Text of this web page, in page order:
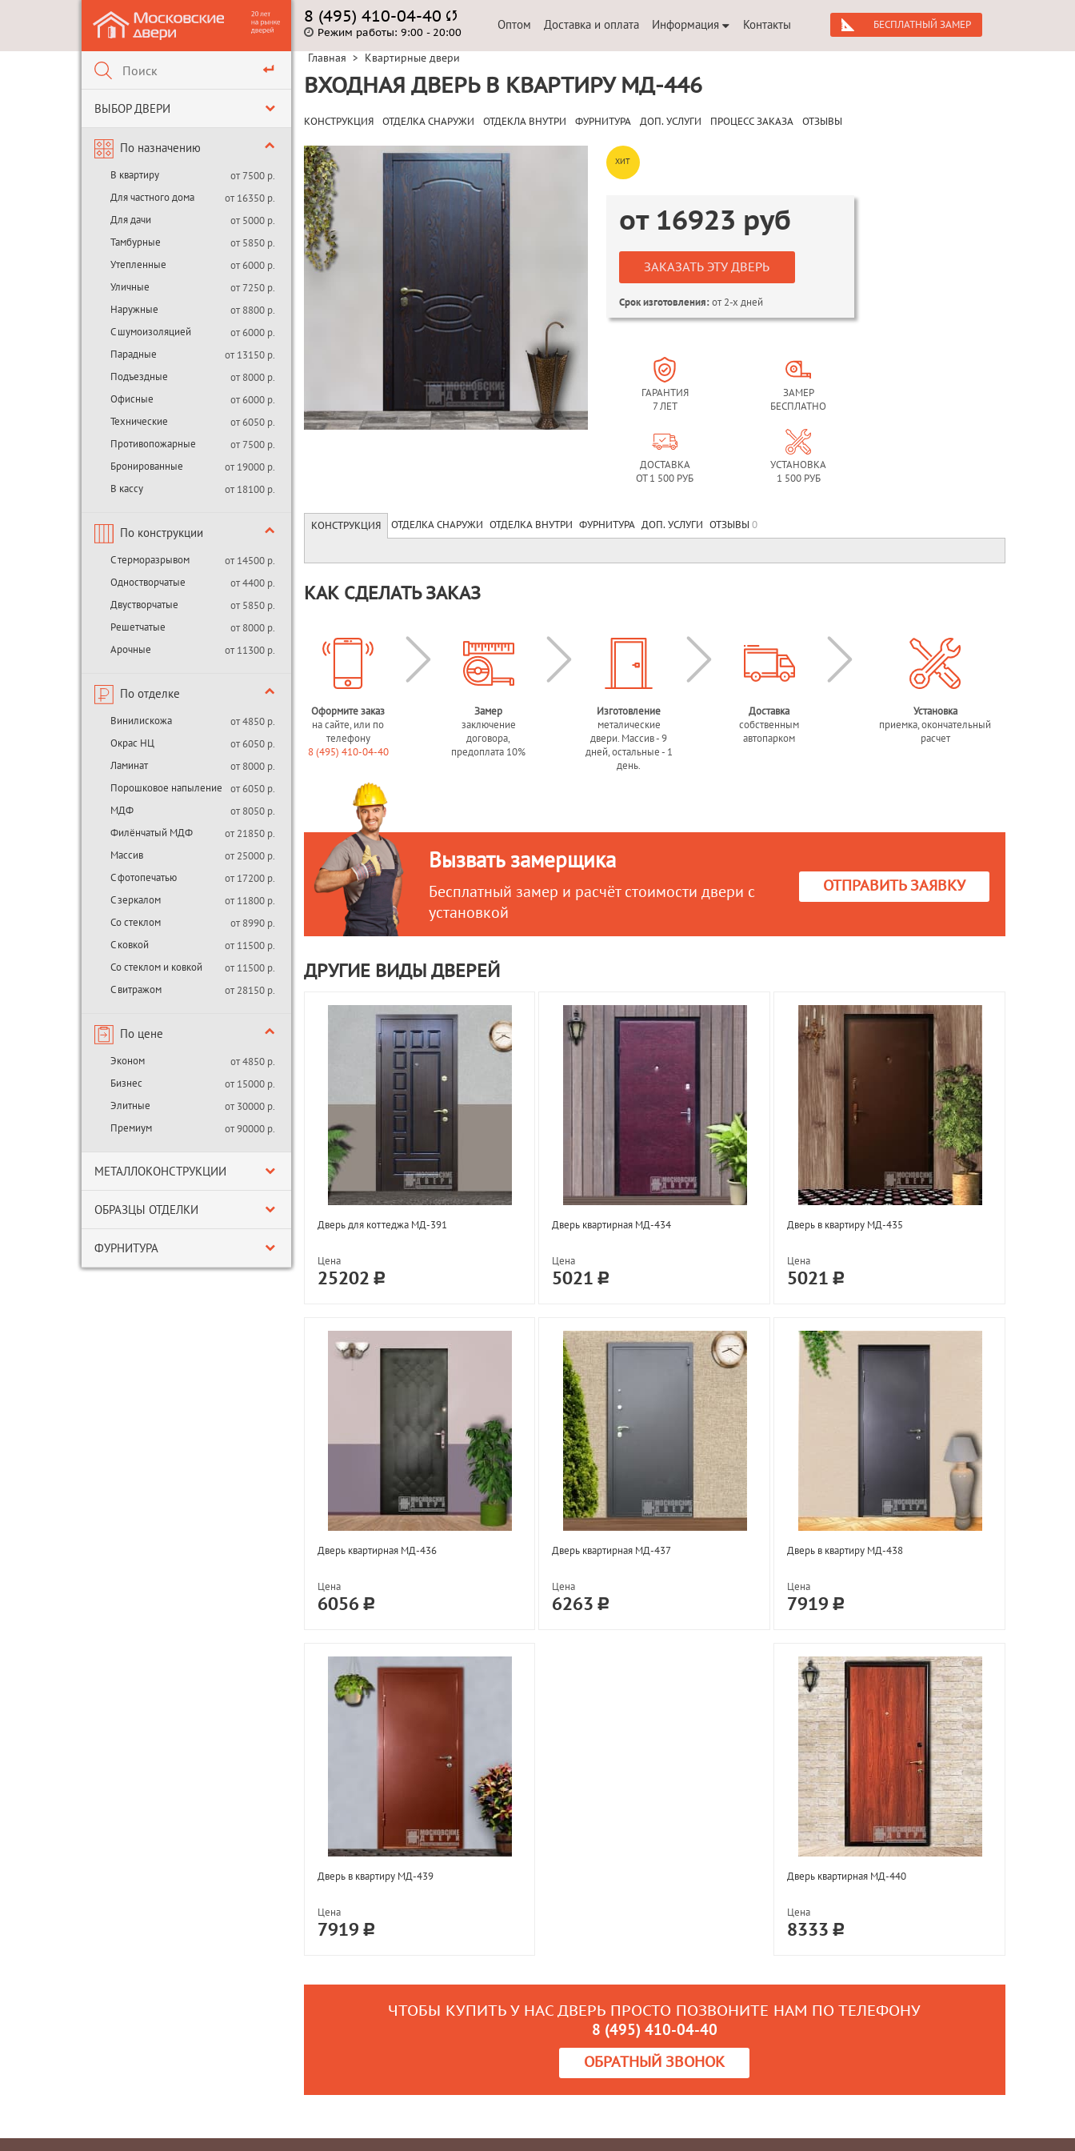
ВЫБОР ДВЕРИ
По назначению
В квартиру
от 7500 р.
Для частного дома
от 16350 р.
Для дачи
от 5000 р.
Тамбурные
от 5850 р.
Утепленные
от 6000 р.
Уличные
от 7250 р.
Наружные
от 8800 р.
С шумоизоляцией
от 6000 р.
Парадные
от 13150 р.
Подъездные
от 8000 р.
Офисные
от 6000 р.
Технические
от 6050 р.
Противопожарные
от 7500 р.
Бронированные
от 19000 р.
В кассу
от 18100 р.
По конструкции
С терморазрывом
от 14500 р.
Одностворчатые
от 4400 р.
Двустворчатые
от 5850 р.
Решетчатые
от 8000 р.
Арочные
от 11300 р.
По отделке
Винилискожа
от 4850 р.
Окрас НЦ
от 6050 р.
Ламинат
от 8000 р.
Порошковое напыление
от 6050 р.
МДФ
от 8050 р.
Филёнчатый МДФ
от 21850 р.
Массив
от 25000 р.
С фотопечатью
от 17200 р.
С зеркалом
от 11800 р.
Со стеклом
от 8990 р.
С ковкой
от 11500 р.
Со стеклом и ковкой
от 11500 р.
С витражом
от 28150 р.
По цене
Эконом
от 4850 р.
Бизнес
от 15000 р.
Элитные
от 30000 р.
Премиум
от 90000 р.
МЕТАЛЛОКОНСТРУКЦИИ
ОБРАЗЦЫ ОТДЕЛКИ
ФУРНИТУРА
8 (495) 410-04-40
Режим работы: 9:00 - 20:00
Оптом Доставка и оплата Информация Контакты БЕСПЛАТНЫЙ ЗАМЕР
Главная > Квартирные двери
ВХОДНАЯ ДВЕРЬ В КВАРТИРУ МД-446
КОНСТРУКЦИЯ ОТДЕЛКА СНАРУЖИ ОТДЕКЛА ВНУТРИ ФУРНИТУРА ДОП. УСЛУГИ ПРОЦЕСС ЗАКАЗА ОТЗЫВЫ
ХИТ
от 16923 руб
ЗАКАЗАТЬ ЭТУ ДВЕРЬ
Срок изготовления:от 2-х дней
ГАРАНТИЯ
7 ЛЕТ
ЗАМЕР
БЕСПЛАТНО
ДОСТАВКА
ОТ 1 500 РУБ
УСТАНОВКА
1 500 РУБ
КОНСТРУКЦИЯ ОТДЕЛКА СНАРУЖИ ОТДЕЛКА ВНУТРИ ФУРНИТУРА ДОП. УСЛУГИ ОТЗЫВЫ 0
КАК СДЕЛАТЬ ЗАКАЗ
Оформите заказ
на сайте, или по
телефону
8 (495) 410-04-40
Замер
заключение
договора,
предоплата 10%
Изготовление
металические
двери. Массив - 9
дней, остальные - 1
день.
Доставка
собственным
автопарком
Установка
приемка, окончательный
расчет
Вызвать замерщика
Бесплатный замер и расчёт стоимости двери с
установкой
ОТПРАВИТЬ ЗАЯВКУ
ДРУГИЕ ВИДЫ ДВЕРЕЙ
Дверь для коттеджа МД-391
Цена
25202
Дверь квартирная МД-434
Цена
5021
Дверь в квартиру МД-435
Цена
5021
Дверь квартирная МД-436
Цена
6056
Дверь квартирная МД-437
Цена
6263
Дверь в квартиру МД-438
Цена
7919
Дверь в квартиру МД-439
Цена
7919
Дверь квартирная МД-440
Цена
8333
ЧТОБЫ КУПИТЬ У НАС ДВЕРЬ ПРОСТО ПОЗВОНИТЕ НАМ ПО ТЕЛЕФОНУ
8 (495) 410-04-40
ОБРАТНЫЙ ЗВОНОК